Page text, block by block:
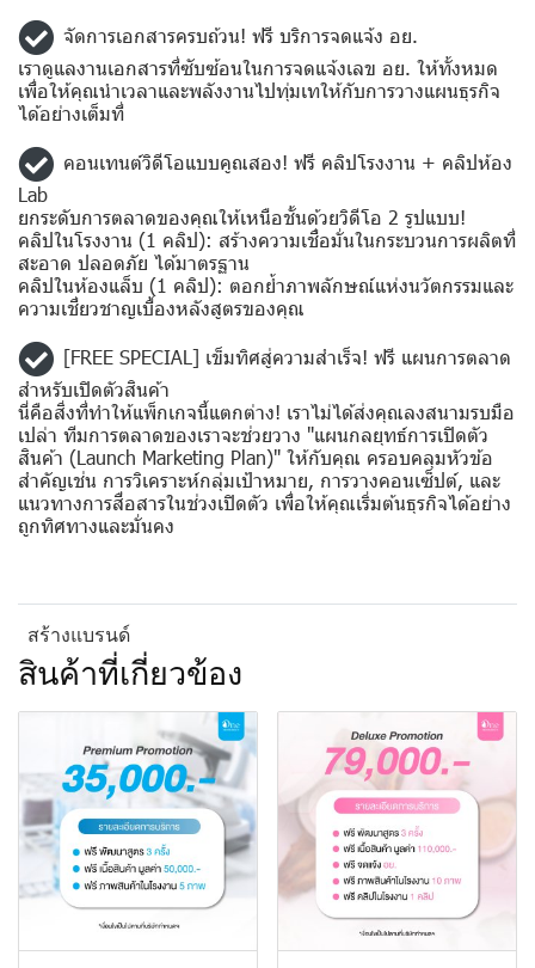
จัดการเอกสารครบถ้วน! ฟรี บริการจดแจ้ง อย.
เราดูแลงานเอกสารที่ซับซ้อนในการจดแจ้งเลข อย. ให้ทั้งหมด
เพื่อให้คุณนำเวลาและพลังงานไปทุ่มเทให้กับการวางแผนธุรกิจ
ได้อย่างเต็มที่
คอนเทนต์วิดีโอแบบคูณสอง! ฟรี คลิปโรงงาน + คลิปห้อง
Lab
ยกระดับการตลาดของคุณให้เหนือชั้นด้วยวิดีโอ 2 รูปแบบ!
คลิปในโรงงาน (1 คลิป): สร้างความเชื่อมั่นในกระบวนการผลิตที่
สะอาด ปลอดภัย ได้มาตรฐาน
คลิปในห้องแล็บ (1 คลิป): ตอกย้ำภาพลักษณ์แห่งนวัตกรรมและ
ความเชี่ยวชาญเบื้องหลังสูตรของคุณ
[FREE SPECIAL] เข็มทิศสู่ความสำเร็จ! ฟรี แผนการตลาด
สำหรับเปิดตัวสินค้า
นี่คือสิ่งที่ทำให้แพ็กเกจนี้แตกต่าง! เราไม่ได้ส่งคุณลงสนามรบมือ
เปล่า ทีมการตลาดของเราจะช่วยวาง "แผนกลยุทธ์การเปิดตัว
สินค้า (Launch Marketing Plan)" ให้กับคุณ ครอบคลุมหัวข้อ
สำคัญเช่น การวิเคราะห์กลุ่มเป้าหมาย, การวางคอนเซ็ปต์, และ
แนวทางการสื่อสารในช่วงเปิดตัว เพื่อให้คุณเริ่มต้นธุรกิจได้อย่าง
ถูกทิศทางและมั่นคง
สร้างแบรนด์
สินค้าที่เกี่ยวข้อง